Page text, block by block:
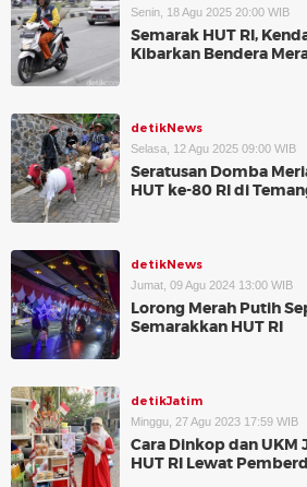
Senin, 18 Agu 2025 20:00 WIB
Semarak HUT RI,
Kibarkan Bendera
detikNews
Selasa, 12 Agu 2025 09:00 WIB
Seratusan Domba
HUT ke-80 RI di
detikNews
Jumat, 09 Agu 2024 13:00 WIB
Lorong Merah Putih
Semarakkan HUT RI
detikJatim
Minggu, 27 Agu 2023 17:59 WIB
Cara Dinkop dan
HUT RI Lewat